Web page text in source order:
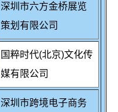
深圳市六方金桥展览
策划有限公司
国粹时代(北京)文化传
媒有限公司
深圳市跨境电子商务